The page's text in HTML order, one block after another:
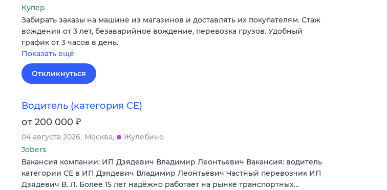
Купер
Забирать заказы на машине из магазинов и доставлять их покупателям. Стаж
вождения от 3 лет, безаварийное вождение, перевозка грузов. Удобный
график от 3 часов в день.
Показать ещё
Откликнуться
Водитель (категория СЕ)
от 200 000 ₽
04 августа 2026 Москва
Жулебино
Jobers
Вакансия компании: ИП Дзядевич Владимир Леонтьевич Вакансия: водитель
категории СЕ в ИП Дзядевич Владимир Леонтьевич Частный перевозчик ИП
Дзядевич В. Л. Более 15 лет надёжно работает на рынке транспортных…